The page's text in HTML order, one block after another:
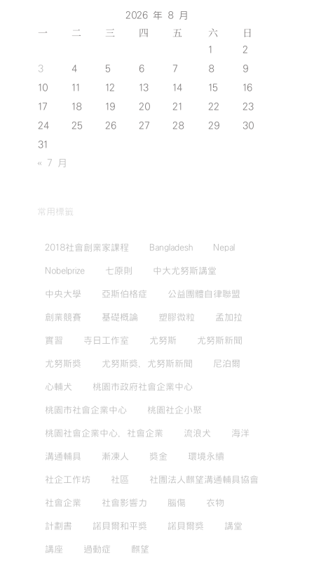
2026 年 8 月
一 二 三 四 五 六 日
1
2
3
4 5 6 7 8
9
10
11 12 13 14 15
16
17
18 19 20 21 22
23
24
25 26 27 28 29
30
31
« 7 月
常用標籤
2018社會創業家課程 Bangladesh Nepal
Nobelprize 七原則 中大尤努斯講堂
中央大學 亞斯伯格症 公益團體自律聯盟
創業競賽 基礎概論 塑膠微粒 孟加拉
實習 寺日工作室 尤努斯 尤努斯新聞
尤努斯獎 尤努斯獎，尤努斯新聞 尼泊爾
心輔犬 桃園市政府社會企業中心
桃園市社會企業中心 桃園社企小聚
桃園社會企業中心，社會企業 流浪犬 海洋
溝通輔具 漸凍人 獎金 環境永續
社企工作坊 社區 社團法人麒望溝通輔具協會
社會企業 社會影響力 腦傷 衣物
計劃書 諾貝爾和平獎 諾貝爾獎 講堂
講座 過動症 麒望